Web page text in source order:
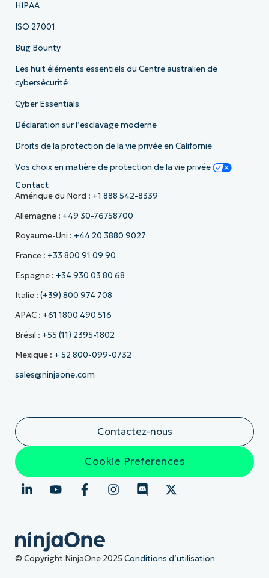
HIPAA
ISO 27001
Bug Bounty
Les huit éléments essentiels du Centre australien de
cybersécurité
Cyber Essentials
Déclaration sur l’esclavage moderne
Droits de la protection de la vie privée en Californie
Vos choix en matière de protection de la vie privée
Contact
Amérique du Nord : +1 888 542-8339
Allemagne : +49 30-76758700
Royaume-Uni : +44 20 3880 9027
France : +33 800 91 09 90
Espagne : +34 930 03 80 68
Italie : (+39) 800 974 708
APAC : +61 1800 490 516
Brésil : +55 (11) 2395-1802
Mexique : + 52 800-099-0732
sales@ninjaone.com
Contactez-nous
Cookie Preferences
© Copyright NinjaOne 2025 Conditions d’utilisation